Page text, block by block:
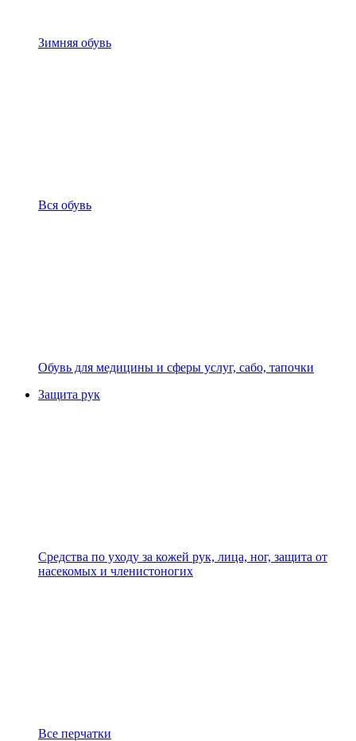
Зимняя обувь
Вся обувь
Обувь для медицины и сферы услуг, сабо, тапочки
Защита рук
Средства по уходу за кожей рук, лица, ног, защита от
насекомых и членистоногих
Все перчатки